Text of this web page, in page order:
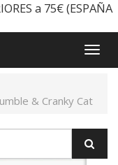
a 75€ (ESPAÑA
& Cranky Cat